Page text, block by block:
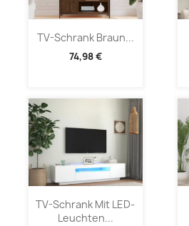
TV-Schrank Braun...
74,98 €
TV-Schrank Mit LED-
Leuchten...